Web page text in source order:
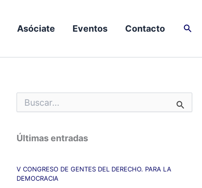
Asóciate Eventos Contacto
u
c
a
o
r
Últimas entradas
V CONGRESO DE GENTES DEL DERECHO. PARA LA
DEMOCRACIA